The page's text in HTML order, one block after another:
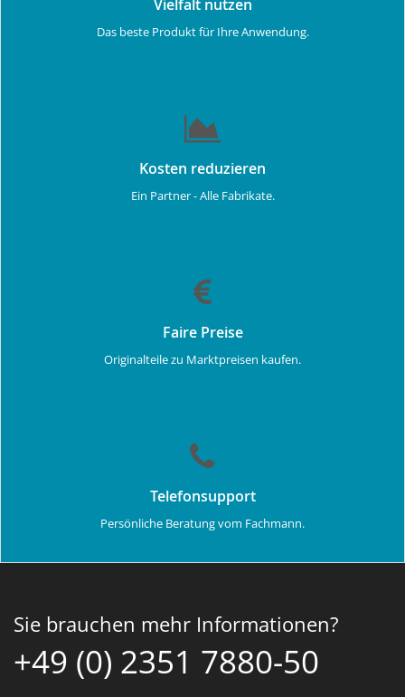
Vielfalt nutzen
Das beste Produkt für Ihre Anwendung.
Kosten reduzieren
Ein Partner - Alle Fabrikate.
Faire Preise
Originalteile zu Marktpreisen kaufen.
Telefonsupport
Persönliche Beratung vom Fachmann.
Sie brauchen mehr Informationen?
+49 (0) 2351 7880-50